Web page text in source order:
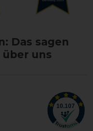
Das sagen
uns